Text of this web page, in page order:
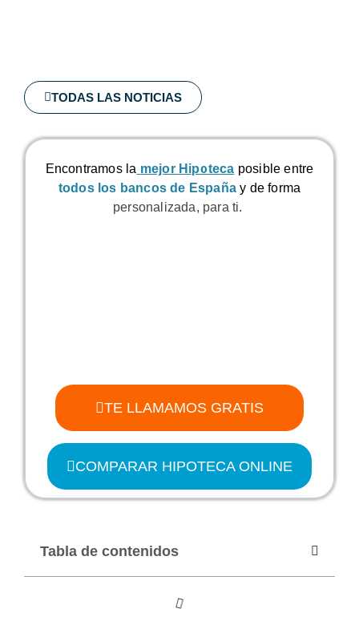
TODAS LAS NOTICIAS
Encontramos la mejor Hipoteca posible entre
todos los bancos de España y de forma
personalizada, para ti.
TE LLAMAMOS GRATIS
COMPARAR HIPOTECA ONLINE
Tabla de contenidos